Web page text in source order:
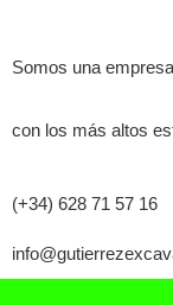
Somos una
con los más altos
(+34) 628 71 57 16